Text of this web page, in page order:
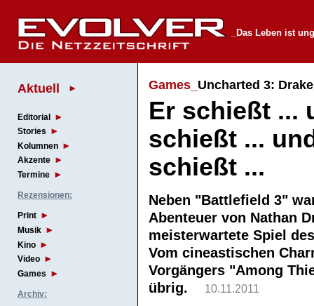
_Das Leben ist
Aktuell
Editorial
Stories
Kolumnen
Akzente
Termine
Rezensionen:
Print
Musik
Kino
Video
Games
Archiv:
Games_ Uncharted 3:
Er schießt ...
schießt ...
schießt ...
Neben "Battlefield 3"
Abenteuer von Nathan
meisterwartete Spiel
Vom cineastischen
Vorgängers "Among
übrig.
10.11.2011